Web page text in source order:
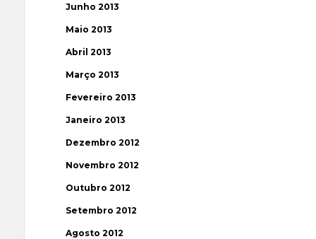
Junho 2013
Maio 2013
Abril 2013
Março 2013
Fevereiro 2013
Janeiro 2013
Dezembro 2012
Novembro 2012
Outubro 2012
Setembro 2012
Agosto 2012